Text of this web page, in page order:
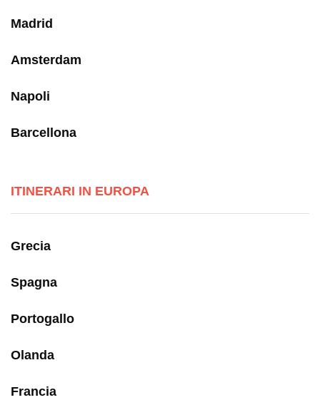
Madrid
Amsterdam
Napoli
Barcellona
ITINERARI IN EUROPA
Grecia
Spagna
Portogallo
Olanda
Francia